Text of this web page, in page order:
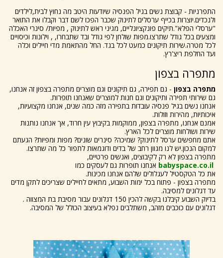
התפרניות - קבוצת נשים בגיל הפנסיה שיודעות היטב מה נחוץ לבית,לילדים
ולנכדים.יוצרות בכייף ערסלים לתינוק שכבר הפכו לשם דבר וקבלו את התואר
"ערסלי הפלא".תיקים פונקציונליים, מגיני ראש לתינוק , מפיות/ סינרי האכלה
ומצעים בכל גודל שתרצו.מפות שולחן לפי גודל ובד שתבחרו, , וילונות וכיסויים
לכל מטרה.שירות תיקונים כמעט לכל בגד. החל מהתאמת מדי חיילים וכלה
ועד החלפת ריצ'רץ.
מתפרה בצפון
מתפרה בצפון - גם תפירה, גם תיקונים וגם מוצרים מתפרה בצפון זה אנחנו,
גם שירותי תפירה ותיקונים וגם חנות למוצרים שאנחנו תופרות.
אנחנו נשים בגיל פנסיה עובדות בתפירה מזה כמה שנים, אנחנו מקצועיות,
איכותיות, מהירות וזולות.
אמנם אנחנו, מתפרה בצפון, ממוקמות בקיבוץ עין חרוד, אך אנחנו נותנות
שירות ושולחות מוצרים לכל הארץ.
אתם מחפשים ערסל לתינוק? שמיכה? סינרים שונים? מפות ומפיות? הגעתם
למקום הנכון.יש לנו מגוון רחב של בדים ודוגמאות לתפור כל מה שתרצו.
מתפרה בצפון לא רק לקיבוצים, ואנשים פרטיים,
babyspace.co.il אנחנו תופרות גם לעסקים כמו
את כל הטקסטיל לעגלולים שלהם אנחנו מכינות.
מתפרה בצפון - פתוח בכל ימות השבוע, מתאים לחיילים שצריכים לתקן מדים
עד דגלונים למסיבה.
בדיוק השבוע קיבלנו בקשה להכין 150 דגלונים עבור מסיבת בת המצווה .
דגלונים עם כוכבים מזהב, משתלבים נפלא בעיצוב הכולל של המסיבה.